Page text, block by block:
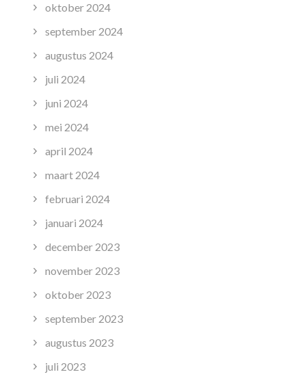
oktober 2024
september 2024
augustus 2024
juli 2024
juni 2024
mei 2024
april 2024
maart 2024
februari 2024
januari 2024
december 2023
november 2023
oktober 2023
september 2023
augustus 2023
juli 2023